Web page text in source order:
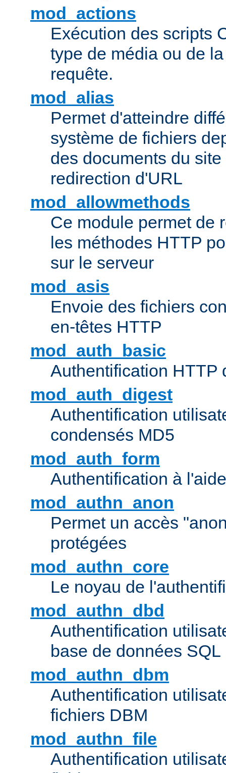
mod_actions
Exécution des scripts
type de média ou de
requête.
mod_alias
Permet d'atteindre
système de fichiers
des documents du
redirection d'URL
mod_allowmethods
Ce module permet de
les méthodes HTTP
sur le serveur
mod_asis
Envoie des fichiers
en-têtes HTTP
mod_auth_basic
Authentification HTTP
mod_auth_digest
Authentification
condensés MD5
mod_auth_form
Authentification à
mod_authn_anon
Permet un accès
protégées
mod_authn_core
Le noyau de
mod_authn_dbd
Authentification
base de données SQL
mod_authn_dbm
Authentification
fichiers DBM
mod_authn_file
Authentification